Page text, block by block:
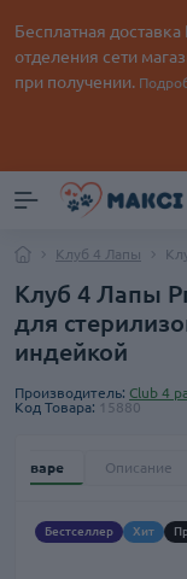
Бесплатная доставка
отделения сети
при получении.
Клуб 4 Лапы
Клуб 4 Лапы
для
индейкой
Производитель: Club 4
Код Товара: 15880
товаре Описание
Бестселлер Хит